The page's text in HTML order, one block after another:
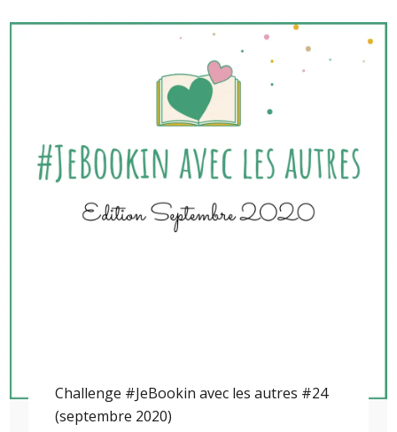
Challenge #JeBookin avec les autres #24
(septembre 2020)